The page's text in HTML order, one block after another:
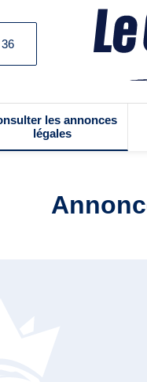
les annonces
légales